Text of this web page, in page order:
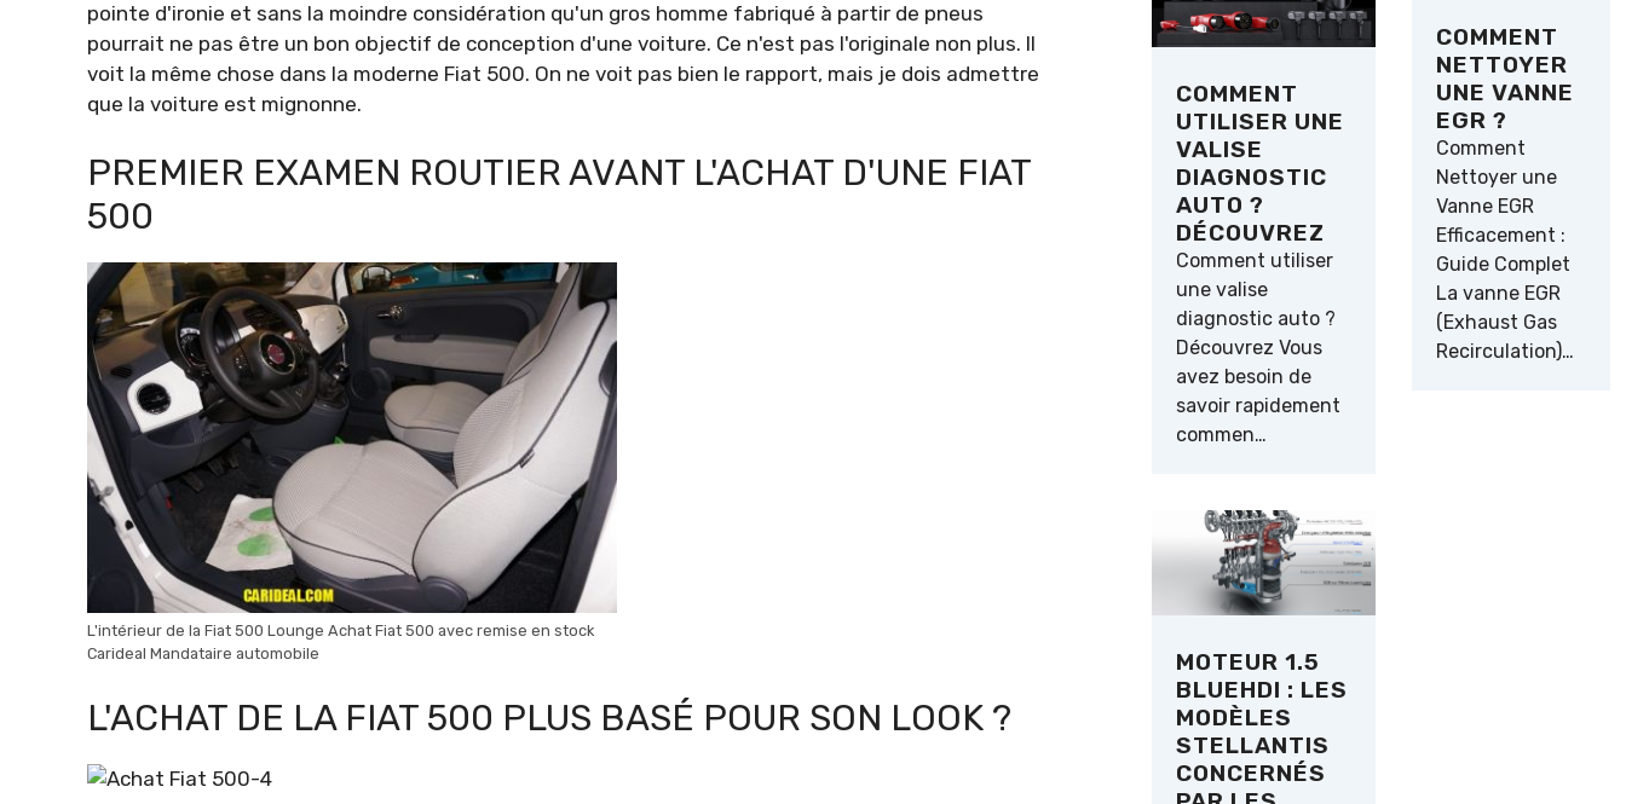
pointe d'ironie et sans la moindre considération qu'un gros homme fabriqué à partir de pneus
pourrait ne pas être un bon objectif de conception d'une voiture. Ce n'est pas l'originale non plus. Il
voit la même chose dans la moderne Fiat 500. On ne voit pas bien le rapport, mais je dois admettre
que la voiture est mignonne.
PREMIER EXAMEN ROUTIER AVANT L'ACHAT D'UNE FIAT
500
L'intérieur de la Fiat 500 Lounge Achat Fiat 500 avec remise en stock
Carideal Mandataire automobile
L'ACHAT DE LA FIAT 500 PLUS BASÉ POUR SON LOOK ?
COMMENT
UTILISER UNE
VALISE
DIAGNOSTIC
AUTO ?
DÉCOUVREZ
Comment utiliser
une valise
diagnostic auto ?
Découvrez Vous
avez besoin de
savoir rapidement
commen…
COMMENT
NETTOYER
UNE VANNE
EGR ?
Comment
Nettoyer une
Vanne EGR
Efficacement :
Guide Complet
La vanne EGR
(Exhaust Gas
Recirculation)…
MOTEUR 1.5
BLUEHDI : LES
MODÈLES
STELLANTIS
CONCERNÉS